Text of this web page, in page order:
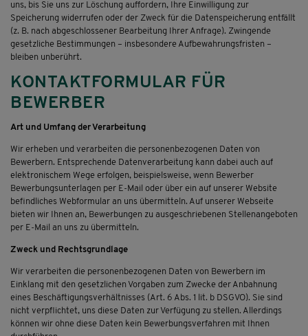
uns, bis Sie uns zur Löschung auffordern, Ihre Einwilligung zur
Speicherung widerrufen oder der Zweck für die Datenspeicherung entfällt
(z. B. nach abgeschlossener Bearbeitung Ihrer Anfrage). Zwingende
gesetzliche Bestimmungen – insbesondere Aufbewahrungsfristen –
bleiben unberührt.
KONTAKTFORMULAR FÜR
BEWERBER
Art und Umfang der Verarbeitung
Wir erheben und verarbeiten die personenbezogenen Daten von
Bewerbern. Entsprechende Datenverarbeitung kann dabei auch auf
elektronischem Wege erfolgen, beispielsweise, wenn Bewerber
Bewerbungsunterlagen per E-Mail oder über ein auf unserer Website
befindliches Webformular an uns übermitteln. Auf unserer Webseite
bieten wir Ihnen an, Bewerbungen zu ausgeschriebenen Stellenangeboten
per E-Mail an uns zu übermitteln.
Zweck und Rechtsgrundlage
Wir verarbeiten die personenbezogenen Daten von Bewerbern im
Einklang mit den gesetzlichen Vorgaben zum Zwecke der Anbahnung
eines Beschäftigungsverhältnisses (Art. 6 Abs. 1 lit. b DSGVO). Sie sind
nicht verpflichtet, uns diese Daten zur Verfügung zu stellen. Allerdings
können wir ohne diese Daten kein Bewerbungsverfahren mit Ihnen